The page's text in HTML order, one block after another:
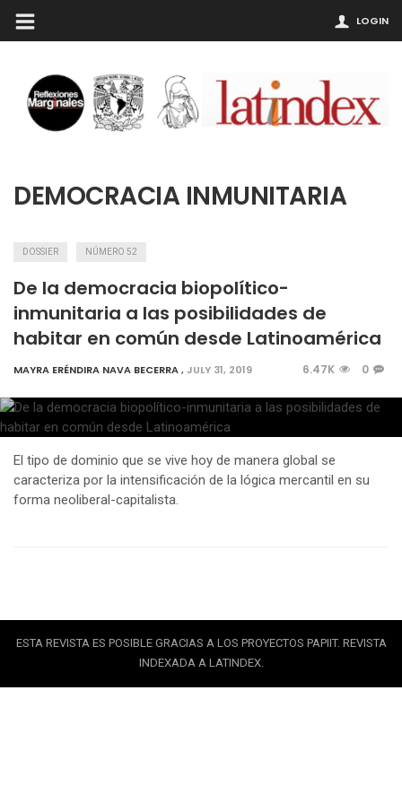
LOGIN
DEMOCRACIA INMUNITARIA
DOSSIER NÚMERO 52
De la democracia biopolítico-
inmunitaria a las posibilidades de
habitar en común desde Latinoamérica
MAYRA ERÉNDIRA NAVA BECERRA,JULY 31, 2019 6.47K 0
El tipo de dominio que se vive hoy de manera global se
caracteriza por la intensificación de la lógica mercantil en su
forma neoliberal-capitalista.
ESTA REVISTA ES POSIBLE GRACIAS A LOS PROYECTOS PAPIIT. REVISTA
INDEXADA A LATINDEX.